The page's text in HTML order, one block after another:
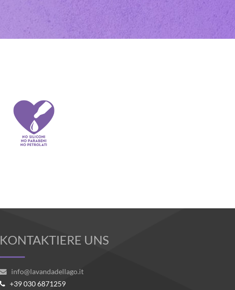
KONTAKTIERE UNS
info@lavandadellago.it
+39 030 6871259